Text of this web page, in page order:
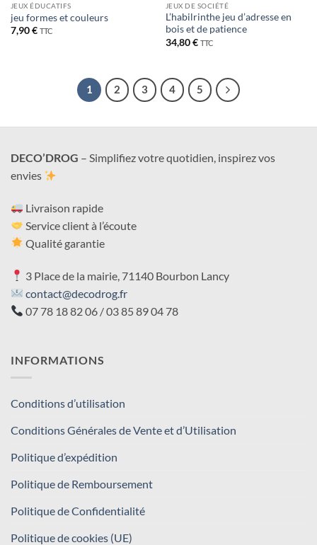
JEUX ÉDUCATIFS
jeu formes et couleurs
7,90€ TTC
JEUX DE SOCIÉTÉ
L’habilrinthe jeu d’adresse en
bois et de patience
34,80€ TTC
1 2 3 4 5
DECO’DROG – Simplifiez votre quotidien, inspirez vos
envies
Livraison rapide
Service client à l’écoute
Qualité garantie
3 Place de la mairie, 71140 Bourbon Lancy
contact@decodrog.fr
07 78 18 82 06 / 03 85 89 04 78
INFORMATIONS
Conditions d’utilisation
Conditions Générales de Vente et d’Utilisation
Politique d’expédition
Politique de Remboursement
Politique de Confidentialité
Politique de cookies (UE)